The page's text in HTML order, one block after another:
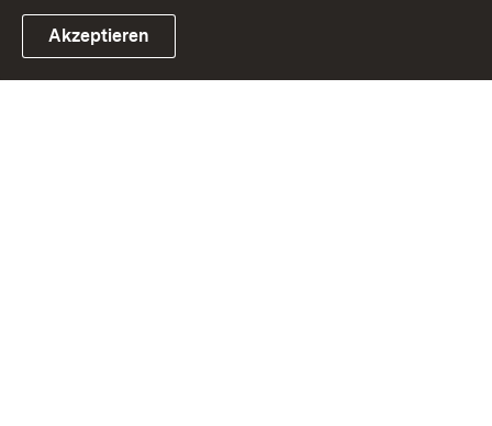
Link zum Landesportal
Akzeptieren